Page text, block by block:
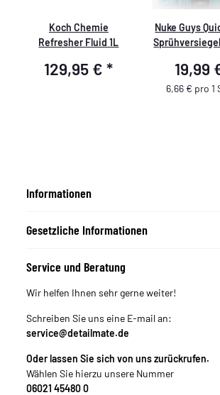
Koch Chemie
Refresher Fluid 1L
129,95 €*
Nuke Guys
19,99
6,66 € pro 1
Informationen
Gesetzliche Informationen
Service und Beratung
Wir helfen Ihnen sehr gerne weiter!
Schreiben Sie uns eine E-mail an:
service@detailmate.de
Oder lassen Sie sich von uns zurückrufen.
Wählen Sie hierzu unsere Nummer
06021 45480 0